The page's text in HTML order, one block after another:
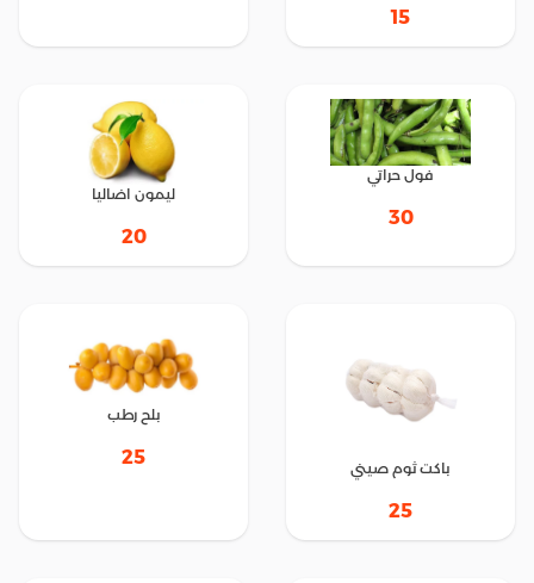
15
فول حراتي
30
ليمون اضاليا
20
باكت ثوم صيني
25
بلح رطب
25